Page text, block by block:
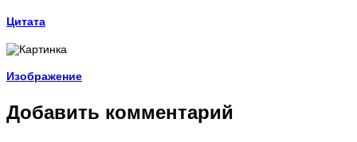
Цитата
Изображение
Добавить комментарий